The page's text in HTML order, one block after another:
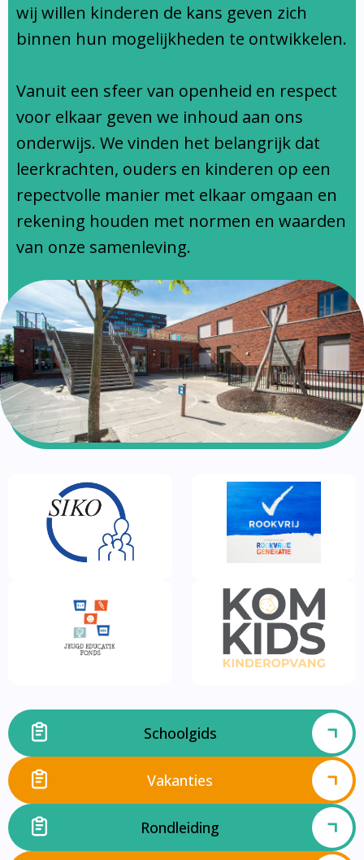
Ondersteuningsprofiel
wij willen kinderen de kans geven zich
binnen hun mogelijkheden te ontwikkelen.
Vanuit een sfeer van openheid en respect
voor elkaar geven we inhoud aan ons
onderwijs. We vinden het belangrijk dat
leerkrachten, ouders en kinderen op een
repectvolle manier met elkaar omgaan en
rekening houden met normen en waarden
van onze samenleving.
Schoolgids
Vakanties
Rondleiding